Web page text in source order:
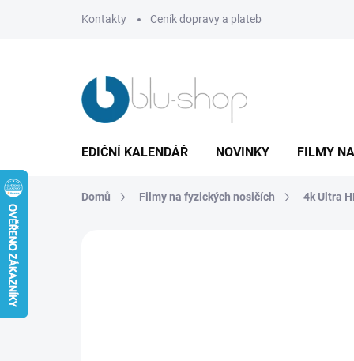
Kontakty Ceník dopravy a plateb
EDIČNÍ KALENDÁŘ NOVINKY FILMY
Domů Filmy na fyzických nosičích 4k Ultra